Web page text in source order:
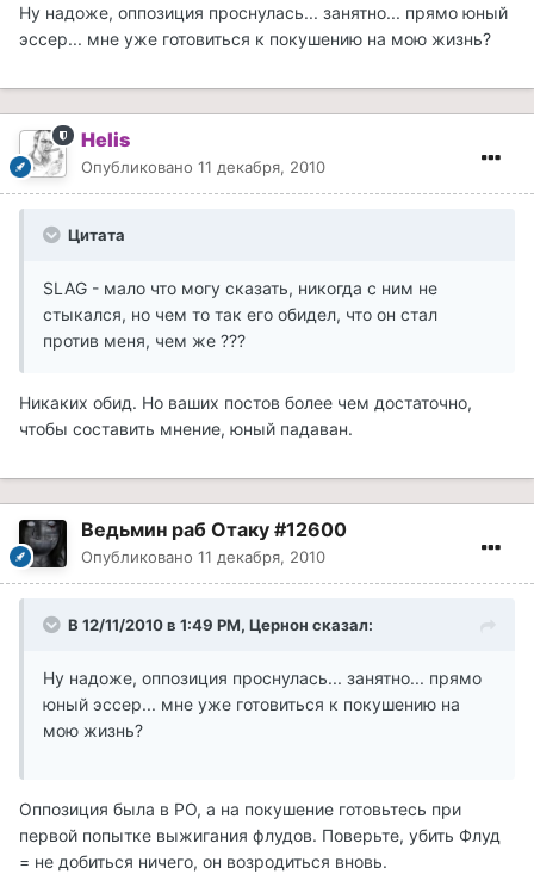
Ну надоже, оппозиция проснулась... занятно... прямо юный
эссер... мне уже готовиться к покушению на мою жизнь?
Helis
Опубликовано 11 декабря, 2010
Цитата
SLAG - мало что могу сказать, никогда с ним не
стыкался, но чем то так его обидел, что он стал
против меня, чем же ???
Никаких обид. Но ваших постов более чем достаточно,
чтобы составить мнение, юный падаван.
Ведьмин раб Отаку #12600
Опубликовано 11 декабря, 2010
В 12/11/2010 в 1:49 PM, Цернон сказал:
Ну надоже, оппозиция проснулась... занятно... прямо
юный эссер... мне уже готовиться к покушению на
мою жизнь?
Оппозиция была в РО, а на покушение готовьтесь при
первой попытке выжигания флудов. Поверьте, убить Флуд
= не добиться ничего, он возродиться вновь.